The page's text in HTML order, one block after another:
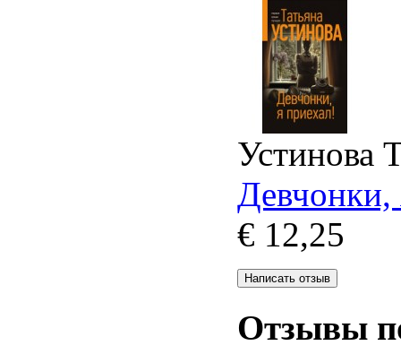
Устинова
Девчонки,
€ 12,25
Отзывы